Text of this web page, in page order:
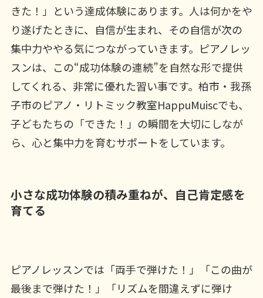
きた！」という達成体験にあります。人は何かをや
り遂げたときに、自信が生まれ、その自信が次の
集中力ややる気につながっていきます。ピアノレッ
スンは、この“成功体験の連続”を自然な形で提供
してくれる、非常に優れた習い事です。柏市・我孫
子市のピアノ・リトミック教室HappuMuiscでも、
子どもたちの「できた！」の瞬間を大切にしなが
ら、心と集中力を育むサポートをしています。
小さな成功体験の積み重ねが、自己肯定感を
育てる
ピアノレッスンでは「両手で弾けた！」「この曲が
最後まで弾けた！」「リズムを間違えずに弾け